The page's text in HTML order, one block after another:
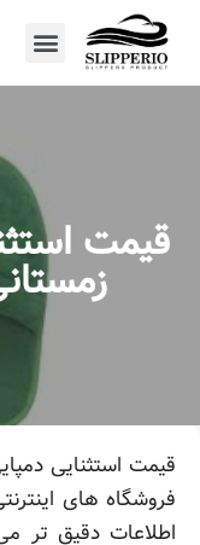
قیمت
قیمت استثنایی
فروشگاه های
اطلاعات دقیق تر